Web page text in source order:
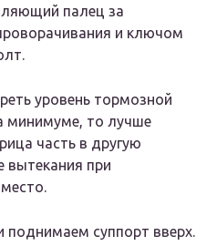
палец за
и ключом
уровень тормозной
минимуме, то лучше
часть в другую
вытекания при
суппорт вверх.